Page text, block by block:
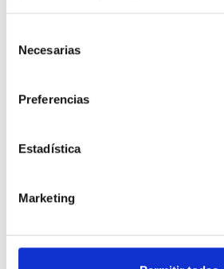
Necesarias
Preferencias
Estadística
Marketing